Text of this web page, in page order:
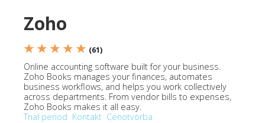
Zoho
★ ★ ★ ★ ★ (61)
Online accounting software built for your business.
Zoho Books manages your finances, automates
business workflows, and helps you work collectively
across departments. From vendor bills to expenses,
Zoho Books makes it all easy.
Trial period Kontakt Cenotvorba